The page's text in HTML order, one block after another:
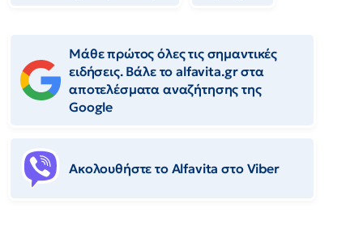
Μάθε πρώτος όλες τις σημαντικές
ειδήσεις. Βάλε το alfavita.gr στα
αποτελέσματα αναζήτησης της
Google
Ακολουθήστε το Αlfavita στο Viber